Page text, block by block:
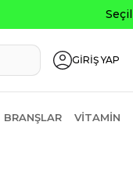
GİRİŞ YAP
BRANŞLAR VITAMIN